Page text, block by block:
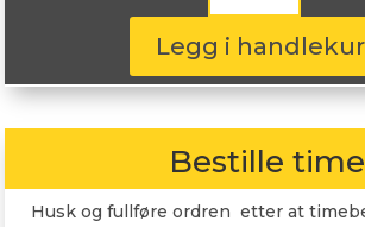
215/65R16
109R
antall
Legg i
Bestille time
Husk og fullføre ordren etter at